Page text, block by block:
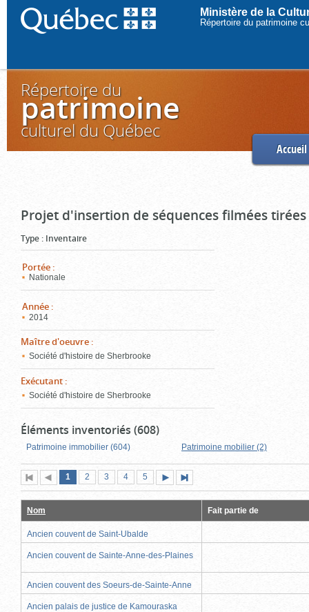
Ministère de la
Répertoire du patrimoine
Répertoire du
patrimoine
culturel du Québec
Accueil
Projet d'insertion de séquences filmées
Type : Inventaire
Portée :
Nationale
Année :
2014
Maître d'oeuvre :
Société d'histoire de Sherbrooke
Exécutant :
Société d'histoire de Sherbrooke
Éléments inventoriés (608)
Patrimoine immobilier (604) Patrimoine mobilier (2)
Première
page
Page
précédente
Page
1 (page
actuelle)
Page
2 Page
3 Page
4 Page
5
suivante
page
Nom Fait partie de
Ancien couvent de Saint-Ubalde
Ancien couvent de Sainte-Anne-des-Plaines
Ancien couvent des Soeurs-de-Sainte-Anne
Ancien palais de justice de Kamouraska